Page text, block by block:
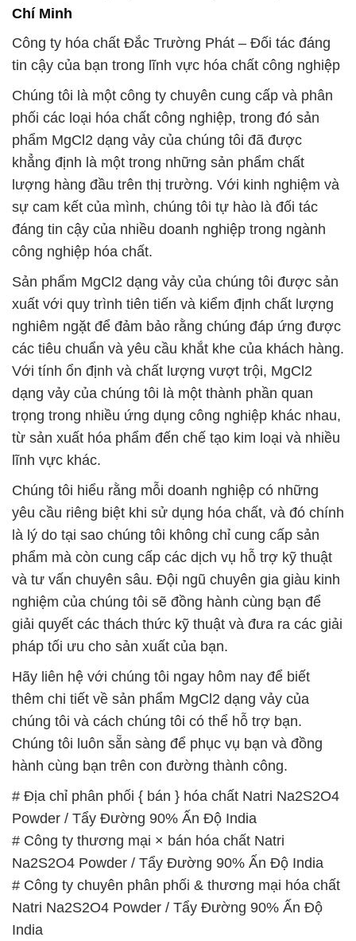
Chí Minh
Công ty hóa chất Đắc Trường Phát – Đối tác đáng
tin cậy của bạn trong lĩnh vực hóa chất công nghiệp
Chúng tôi là một công ty chuyên cung cấp và phân
phối các loại hóa chất công nghiệp, trong đó sản
phẩm MgCl2 dạng vảy của chúng tôi đã được
khẳng định là một trong những sản phẩm chất
lượng hàng đầu trên thị trường. Với kinh nghiệm và
sự cam kết của mình, chúng tôi tự hào là đối tác
đáng tin cậy của nhiều doanh nghiệp trong ngành
công nghiệp hóa chất.
Sản phẩm MgCl2 dạng vảy của chúng tôi được sản
xuất với quy trình tiên tiến và kiểm định chất lượng
nghiêm ngặt để đảm bảo rằng chúng đáp ứng được
các tiêu chuẩn và yêu cầu khắt khe của khách hàng.
Với tính ổn định và chất lượng vượt trội, MgCl2
dạng vảy của chúng tôi là một thành phần quan
trọng trong nhiều ứng dụng công nghiệp khác nhau,
từ sản xuất hóa phẩm đến chế tạo kim loại và nhiều
lĩnh vực khác.
Chúng tôi hiểu rằng mỗi doanh nghiệp có những
yêu cầu riêng biệt khi sử dụng hóa chất, và đó chính
là lý do tại sao chúng tôi không chỉ cung cấp sản
phẩm mà còn cung cấp các dịch vụ hỗ trợ kỹ thuật
và tư vấn chuyên sâu. Đội ngũ chuyên gia giàu kinh
nghiệm của chúng tôi sẽ đồng hành cùng bạn để
giải quyết các thách thức kỹ thuật và đưa ra các giải
pháp tối ưu cho sản xuất của bạn.
Hãy liên hệ với chúng tôi ngay hôm nay để biết
thêm chi tiết về sản phẩm MgCl2 dạng vảy của
chúng tôi và cách chúng tôi có thể hỗ trợ bạn.
Chúng tôi luôn sẵn sàng để phục vụ bạn và đồng
hành cùng bạn trên con đường thành công.
# Địa chỉ phân phối { bán } hóa chất Natri Na2S2O4
Powder / Tẩy Đường 90% Ấn Độ India
# Công ty thương mại × bán hóa chất Natri
Na2S2O4 Powder / Tẩy Đường 90% Ấn Độ India
# Công ty chuyên phân phối & thương mại hóa chất
Natri Na2S2O4 Powder / Tẩy Đường 90% Ấn Độ
India